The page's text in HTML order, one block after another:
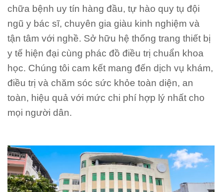
chữa bệnh uy tín hàng đầu, tự hào quy tụ đội
ngũ y bác sĩ, chuyên gia giàu kinh nghiệm và
tận tâm với nghề. Sở hữu hệ thống trang thiết bị
y tế hiện đại cùng phác đồ điều trị chuẩn khoa
học. Chúng tôi cam kết mang đến dịch vụ khám,
điều trị và chăm sóc sức khỏe toàn diện, an
toàn, hiệu quả với mức chi phí hợp lý nhất cho
mọi người dân.